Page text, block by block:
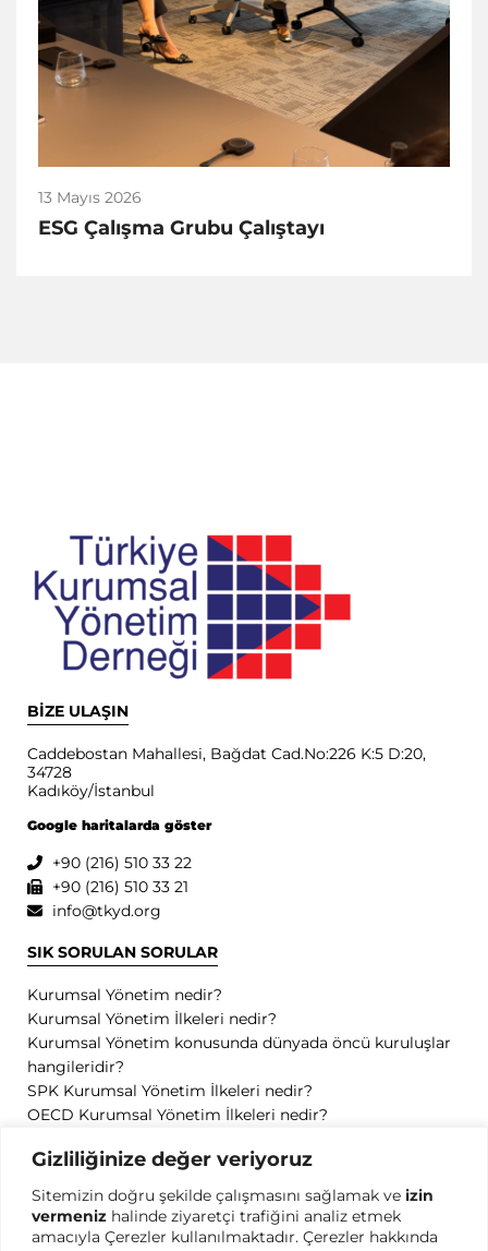
Gizliliğinize değer veriyoruz
Sitemizin doğru şekilde çalışmasını sağlamak ve izin
vermeniz halinde ziyaretçi trafiğini analiz etmek
amacıyla Çerezler kullanılmaktadır. Çerezler hakkında
13 Mayıs 2026
ESG Çalışma Grubu Çalıştayı
BİZE ULAŞIN
Caddebostan Mahallesi, Bağdat Cad.No:226 K:5 D:20,
34728
Kadıköy/İstanbul
Google haritalarda göster
+90 (216) 510 33 22
+90 (216) 510 33 21
info@tkyd.org
SIK SORULAN SORULAR
Kurumsal Yönetim nedir?
Kurumsal Yönetim İlkeleri nedir?
Kurumsal Yönetim konusunda dünyada öncü kuruluşlar
hangileridir?
SPK Kurumsal Yönetim İlkeleri nedir?
OECD Kurumsal Yönetim İlkeleri nedir?
GİZLİLİK
Gizlilik Politikası
Kullanım Koşulları